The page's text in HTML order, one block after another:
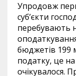
Упродовж
суб’єкти
перебувають
бюджетів 199
податку, це
очікувалося.